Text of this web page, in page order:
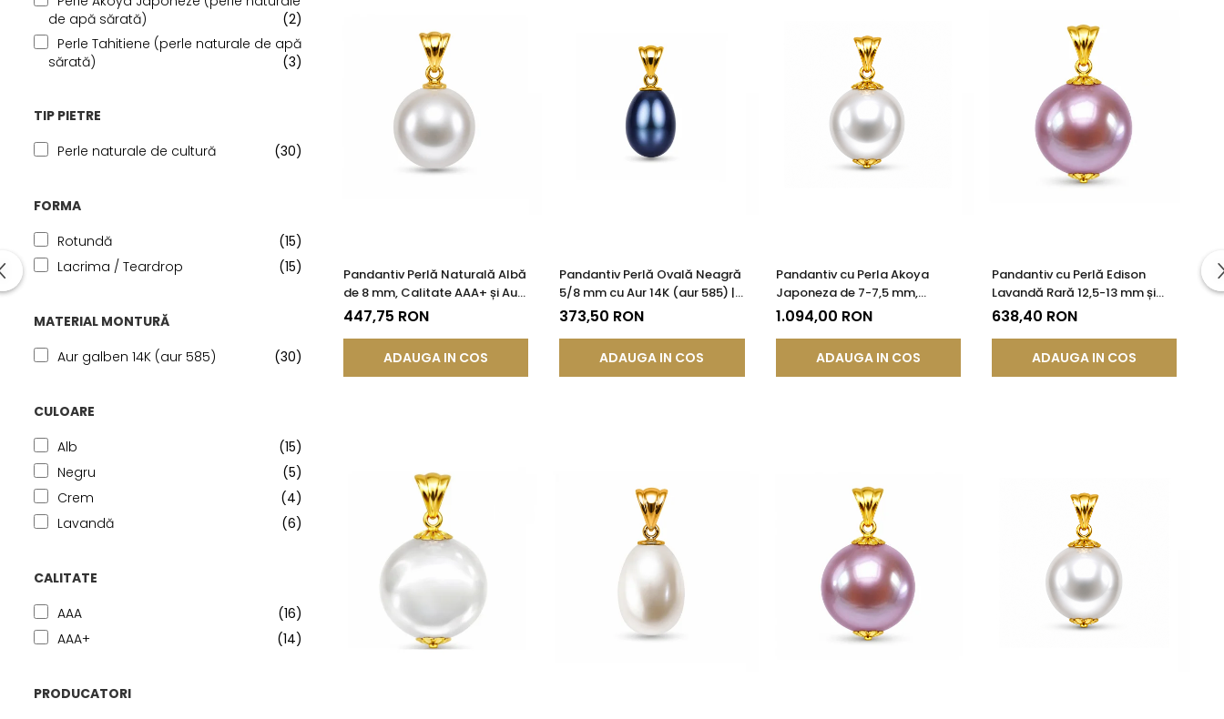
de apă sărată)
(2)
Perle Tahitiene (perle naturale de apă
sărată)
(3)
TIP PIETRE
Perle naturale de cultură
(30)
FORMA
Rotundă
(15)
Lacrima / Teardrop
(15)
MATERIAL MONTURĂ
Aur galben 14K (aur 585)
(30)
CULOARE
Alb
(15)
Negru
(5)
Crem
(4)
Lavandă
(6)
CALITATE
AAA
(16)
AAA+
(14)
PRODUCATORI
Pandantiv Perlă Naturală Albă
de 8 mm, Calitate AAA+ și Aur
14K (aur 585) | KASKADDA®
447,75 RON
ADAUGA IN COS
Pandantiv Perlă Ovală Neagră
5/8 mm cu Aur 14K (aur 585) |
KASKADDA®
373,50 RON
ADAUGA IN COS
Pandantiv cu Perla Akoya
Japoneza de 7-7,5 mm,
Calitate AAA+ si Aur de 14k
1.094,00 RON
ADAUGA IN COS
Pandantiv cu Perlă Edison
Lavandă Rară 12,5-13 mm și
Aur Galben 14K (aur 585) |
638,40 RON
ADAUGA IN COS